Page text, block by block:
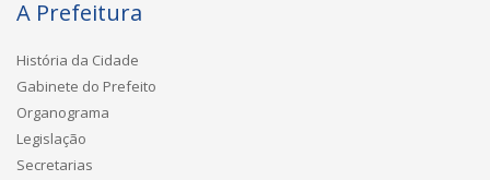
A Prefeitura
História da Cidade
Gabinete do Prefeito
Organograma
Legislação
Secretarias